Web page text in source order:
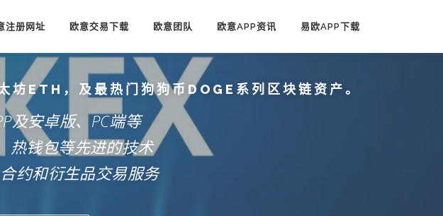
注册网址 欧意交易下载 欧意团队 欧意APP资讯 易欧APP下载
ETH，及最热门狗狗币DOGE系列区块链资产。
及安卓版、PC端等
热钱包等先进的技术
约和衍生品交易服务